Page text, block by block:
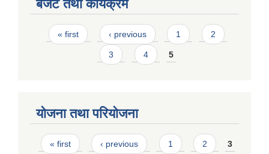
बजेट तथा कार्यक्रम
Pages
« first ‹ previous 1 2
3 4 5
योजना तथा परियोजना
Pages
« first ‹ previous 1 2 3